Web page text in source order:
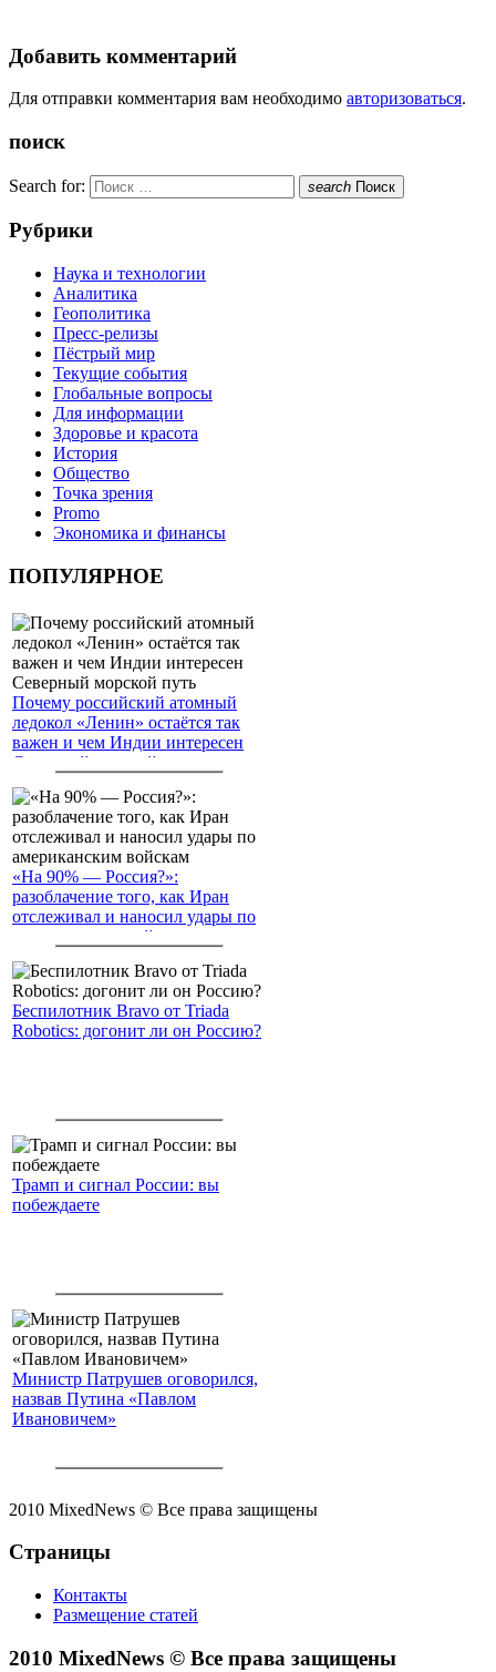
Добавить комментарий
Для отправки комментария вам необходимо авторизоваться.
поиск
Search for: search Поиск
Рубрики
Наука и технологии
Аналитика
Геополитика
Пресс-релизы
Пёстрый мир
Текущие события
Глобальные вопросы
Для информации
Здоровье и красота
История
Общество
Точка зрения
Promo
Экономика и финансы
ПОПУЛЯРНОЕ
Почему российский атомный
ледокол «Ленин» остаётся так
важен и чем Индии интересен
Северный морской путь
«На 90% — Россия?»:
разоблачение того, как Иран
отслеживал и наносил удары по
американским войскам
Беспилотник Bravo от Triada
Robotics: догонит ли он Россию?
Трамп и сигнал России: вы
побеждаете
Министр Патрушев оговорился,
назвав Путина «Павлом
Ивановичем»
2010 MixedNews © Все права защищены
Страницы
Контакты
Размещение статей
2010 MixedNews © Все права защищены